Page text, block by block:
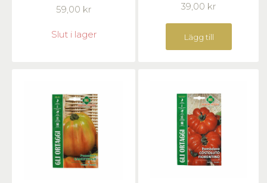
59,00 kr
Slut i lager
39,00 kr
Lägg till